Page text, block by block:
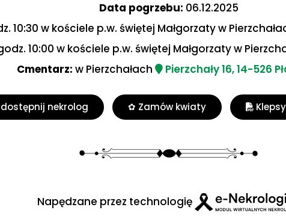
Data pogrzebu: 06.12.2025
10:30 w kościele p.w. świętej Małgorzaty w
10:00 w kościele p.w. świętej Małgorzaty w
Cmentarz: w Pierzchałach Pierzchały 16, 14-526
nekrolog ✿ Zamów kwiaty
Napędzane przez technologię